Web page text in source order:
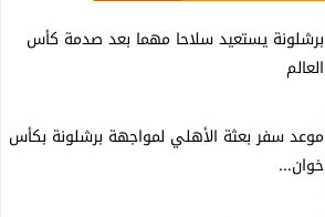
برشلونة يستعيد سلاحا مهما بعد صدمة كأس
العالم
موعد سفر بعثة الأهلي لمواجهة برشلونة بكأس
خوان...